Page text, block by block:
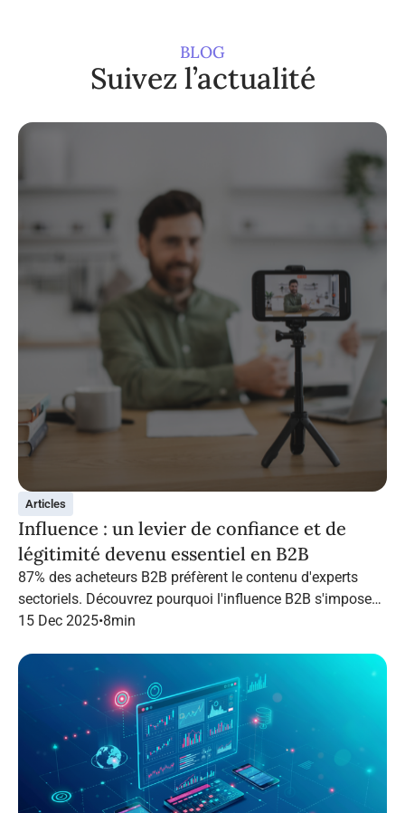
BLOG
Suivez l’actualité
Articles
Influence : un levier de confiance et de
légitimité devenu essentiel en B2B
87% des acheteurs B2B préfèrent le contenu d'experts
sectoriels. Découvrez pourquoi l'influence B2B s'impose
en 2026 et comment structurer une campagne qui
15 Dec 2025•8min